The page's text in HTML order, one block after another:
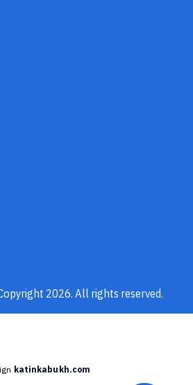
2026. All rights reserved.
katinkabukh.com